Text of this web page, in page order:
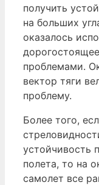
получить
на больших
оказалось
проблемами.
вектор тяги
проблему.
Более того,
устойчивость
полета, то на
самолет все